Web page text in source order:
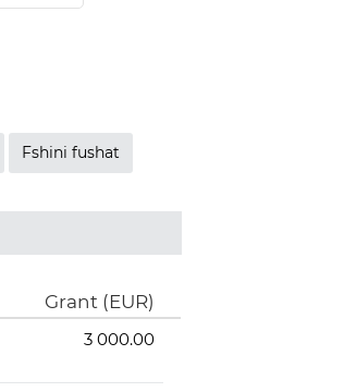
Grant (EUR)
3 000.00